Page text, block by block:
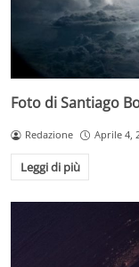
Foto di Santiago
Redazione Aprile 4,
Leggi di più